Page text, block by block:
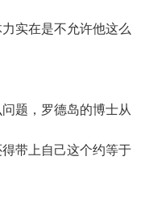
实在是不允许他这么
题，罗德岛的博士从
带上自己这个约等于